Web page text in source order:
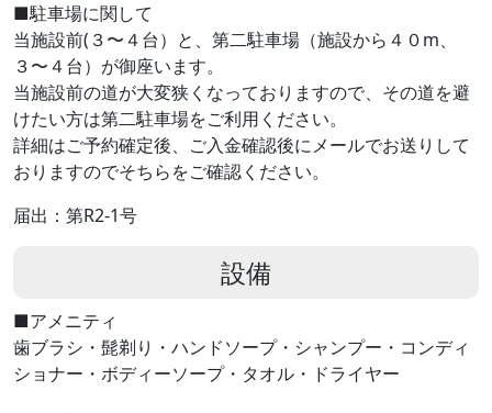
■駐車場に関して
当施設前(３〜４台）と、第二駐車場（施設から４０m、
３〜４台）が御座います。
当施設前の道が大変狭くなっておりますので、その道を避
けたい方は第二駐車場をご利用ください。
詳細はご予約確定後、ご入金確認後にメールでお送りして
おりますのでそちらをご確認ください。
届出：第R2-1号
設備
■アメニティ
歯ブラシ・髭剃り・ハンドソープ・シャンプー・コンディ
ショナー・ボディーソープ・タオル・ドライヤー